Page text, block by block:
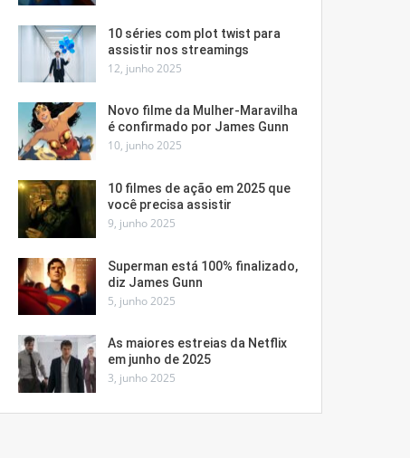
10 séries com plot twist para
assistir nos streamings
12, junho 2025
Novo filme da Mulher-Maravilha
é confirmado por James Gunn
10, junho 2025
10 filmes de ação em 2025 que
você precisa assistir
9, junho 2025
Superman está 100% finalizado,
diz James Gunn
5, junho 2025
As maiores estreias da Netflix
em junho de 2025
3, junho 2025